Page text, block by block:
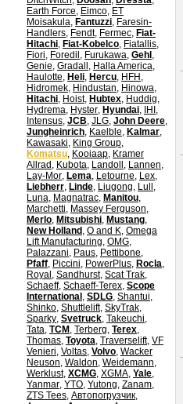
Earth Force, Eimco, ET
Moisakula, Fantuzzi, Faresin-
Handlers, Fendt, Fermec, Fiat-
Hitachi, Fiat-Kobelco, Fiatallis,
Fiori, Foredil , Furukawa, Gehl ,
Genie, Gradall , Halla America,
Haulotte, Heli, Hercu, HFH ,
Hidromek, Hindustan, Hinowa,
Hitachi, Hoist, Hubtex, Huddig,
Hydrema, Hyster, Hyundai, IHI ,
Intensus, JCB, JLG, John Deere,
Jungheinrich, Kaelble, Kalmar,
Kawasaki, King Group,
Komatsu, Kooiaap, Kramer
Allrad , Kubota, Landoll , Lannen,
Lay-Mor, Lema, Letourne, Lex,
Liebherr, Linde, Liugong, Lull ,
Luna, Magnatrac, Manitou,
Marchetti, Massey Ferguson,
Merlo, Mitsubishi, Mustang,
New Holland , O and K, Omega
Lift Manufacturing, OMG,
Palazzani, Paus, Pettibone,
Pfaff, Piccini, PowerPlus, Rocla,
Royal , Sandhurst, Scat Trak,
Schaeff, Schaeff-Terex, Scope
International , SDLG, Shantui,
Shinko, Shuttlelift, SkyTrak,
Sparky, Svetruck, Takeuchi,
Tata, TCM , Terberg, Terex,
Thomas, Toyota, Traverselift, VF
Venieri, Voltas, Volvo, Wacker
Neuson, Waldon, Weidemann,
Werklust, XCMG, XGMA, Yale,
Yanmar, YTO, Yutong, Zanam,
ZTS Tees, Автопогрузчик,